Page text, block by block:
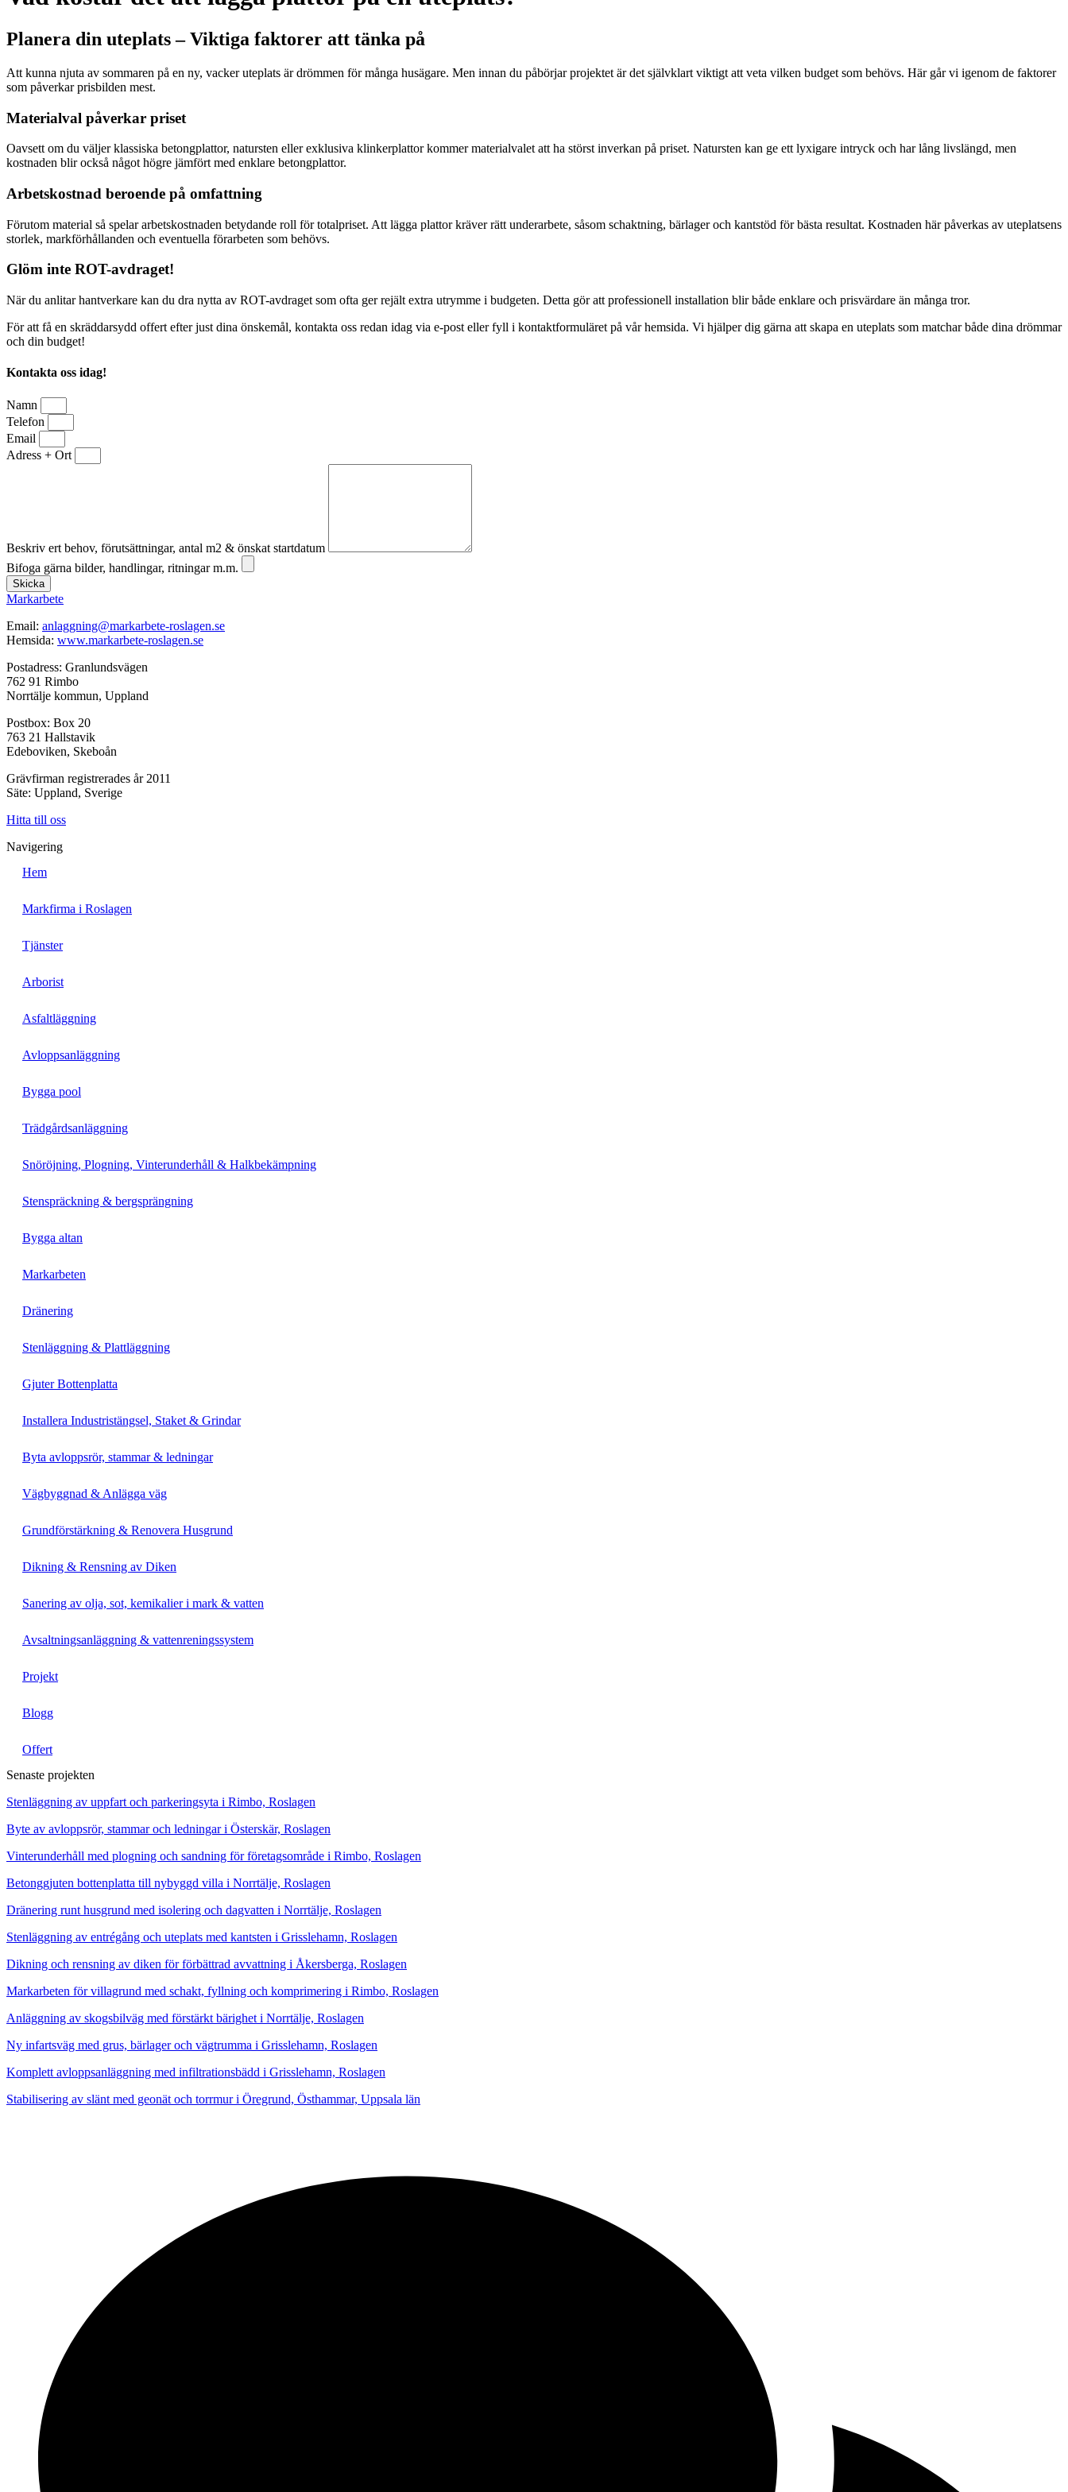
Planera din uteplats – Viktiga faktorer att tänka på
Att kunna njuta av sommaren på en ny, vacker uteplats är drömmen för många husägare. Men innan du påbörjar projektet är det självklart viktigt att veta vilken budget som behövs. Här går vi igenom de faktorer
som påverkar prisbilden mest.
Materialval påverkar priset
Oavsett om du väljer klassiska betongplattor, natursten eller exklusiva klinkerplattor kommer materialvalet att ha störst inverkan på priset. Natursten kan ge ett lyxigare intryck och har lång livslängd, men
kostnaden blir också något högre jämfört med enklare betongplattor.
Arbetskostnad beroende på omfattning
Förutom material så spelar arbetskostnaden betydande roll för totalpriset. Att lägga plattor kräver rätt underarbete, såsom schaktning, bärlager och kantstöd för bästa resultat. Kostnaden här påverkas av uteplatsens
storlek, markförhållanden och eventuella förarbeten som behövs.
Glöm inte ROT-avdraget!
När du anlitar hantverkare kan du dra nytta av ROT-avdraget som ofta ger rejält extra utrymme i budgeten. Detta gör att professionell installation blir både enklare och prisvärdare än många tror.
För att få en skräddarsydd offert efter just dina önskemål, kontakta oss redan idag via e-post eller fyll i kontaktformuläret på vår hemsida. Vi hjälper dig gärna att skapa en uteplats som matchar både dina drömmar
och din budget!
Kontakta oss idag!
Namn
Telefon
Email
Adress + Ort
Beskriv ert behov, förutsättningar, antal m2 & önskat startdatum
Bifoga gärna bilder, handlingar, ritningar m.m.
Skicka
Markarbete
Email: anlaggning@markarbete-roslagen.se
Hemsida: www.markarbete-roslagen.se
Postadress: Granlundsvägen
762 91 Rimbo
Norrtälje kommun, Uppland
Postbox: Box 20
763 21 Hallstavik
Edeboviken, Skeboån
Grävfirman registrerades år 2011
Säte: Uppland, Sverige
Hitta till oss
Navigering
Hem
Markfirma i Roslagen
Tjänster
Arborist
Asfaltläggning
Avloppsanläggning
Bygga pool
Trädgårdsanläggning
Snöröjning, Plogning, Vinterunderhåll & Halkbekämpning
Stenspräckning & bergsprängning
Bygga altan
Markarbeten
Dränering
Stenläggning & Plattläggning
Gjuter Bottenplatta
Installera Industristängsel, Staket & Grindar
Byta avloppsrör, stammar & ledningar
Vägbyggnad & Anlägga väg
Grundförstärkning & Renovera Husgrund
Dikning & Rensning av Diken
Sanering av olja, sot, kemikalier i mark & vatten
Avsaltningsanläggning & vattenreningssystem
Projekt
Blogg
Offert
Senaste projekten
Stenläggning av uppfart och parkeringsyta i Rimbo, Roslagen
Byte av avloppsrör, stammar och ledningar i Österskär, Roslagen
Vinterunderhåll med plogning och sandning för företagsområde i Rimbo, Roslagen
Betonggjuten bottenplatta till nybyggd villa i Norrtälje, Roslagen
Dränering runt husgrund med isolering och dagvatten i Norrtälje, Roslagen
Stenläggning av entrégång och uteplats med kantsten i Grisslehamn, Roslagen
Dikning och rensning av diken för förbättrad avvattning i Åkersberga, Roslagen
Markarbeten för villagrund med schakt, fyllning och komprimering i Rimbo, Roslagen
Anläggning av skogsbilväg med förstärkt bärighet i Norrtälje, Roslagen
Ny infartsväg med grus, bärlager och vägtrumma i Grisslehamn, Roslagen
Komplett avloppsanläggning med infiltrationsbädd i Grisslehamn, Roslagen
Stabilisering av slänt med geonät och torrmur i Öregrund, Östhammar, Uppsala län